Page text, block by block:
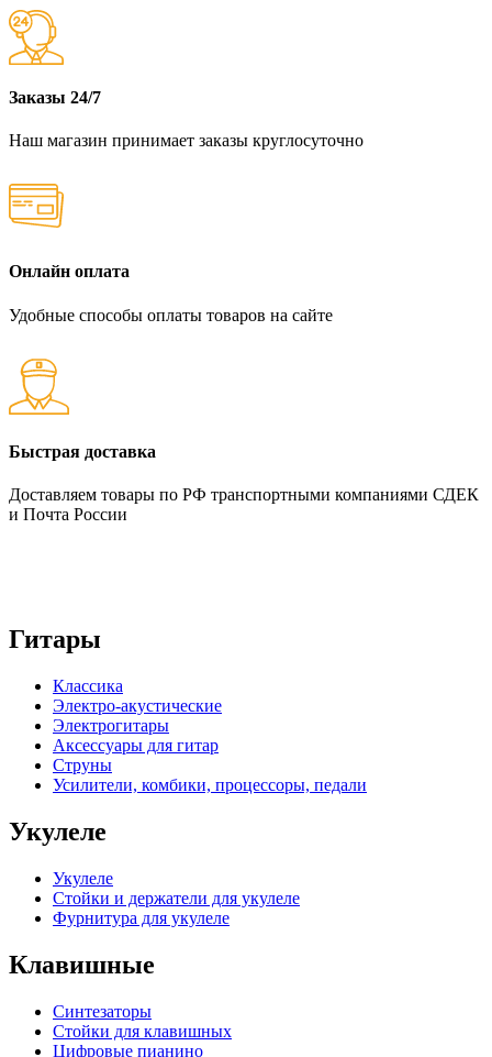
Заказы 24/7
Наш магазин принимает заказы круглосуточно
Онлайн оплата
Удобные способы оплаты товаров на сайте
Быстрая доставка
Доставляем товары по РФ транспортными компаниями СДЕК
и Почта России
Гитары
Классика
Электро-акустические
Электрогитары
Аксессуары для гитар
Струны
Усилители, комбики, процессоры, педали
Укулеле
Укулеле
Стойки и держатели для укулеле
Фурнитура для укулеле
Клавишные
Синтезаторы
Стойки для клавишных
Цифровые пианино